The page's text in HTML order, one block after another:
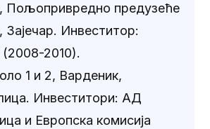
Пољопривредно предузеће
Инвеститор:
2010).
1 и 2, Варденик,
Инвеститори: АД
и Европска комисија